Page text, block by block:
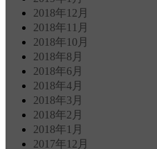
2018年12月
2018年11月
2018年10月
2018年8月
2018年6月
2018年4月
2018年3月
2018年2月
2018年1月
2017年12月